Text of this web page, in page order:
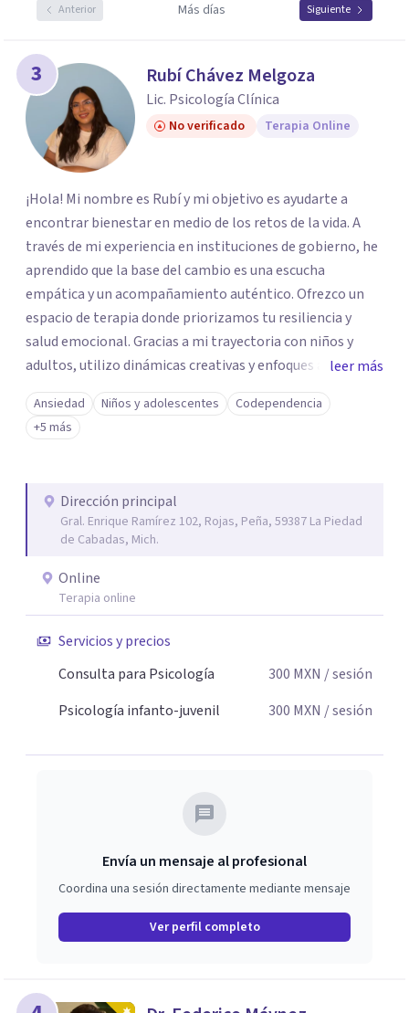
Anterior Más días Siguiente
3 Rubí Chávez Melgoza
Lic. Psicología Clínica
No verificado Terapia Online
¡Hola! Mi nombre es Rubí y mi objetivo es ayudarte a
encontrar bienestar en medio de los retos de la vida. A
través de mi experiencia en instituciones de gobierno, he
aprendido que la base del cambio es una escucha
empática y un acompañamiento auténtico. ​Ofrezco un
espacio de terapia donde priorizamos tu resiliencia y
salud emocional. Gracias a mi trayectoria con niños y
adultos, utilizo dinámicas creativas y enfoques adaptados
a tus necesidades específicas. Estoy aquí para escucharte
y brindarte las herramientas necesarias para fortalecer
tu paz mental.
leer más
Ansiedad Niños y adolescentes
Codependencia
+5 más
Dirección principal
Gral. Enrique Ramírez 102, Rojas, Peña, 59387 La Piedad
de Cabadas, Mich.
Online
Terapia online
Servicios y precios
Consulta para Psicología
300 MXN / sesión
Psicología infanto-juvenil
300 MXN / sesión
Envía un mensaje al profesional
Coordina una sesión directamente mediante mensaje
Ver perfil completo